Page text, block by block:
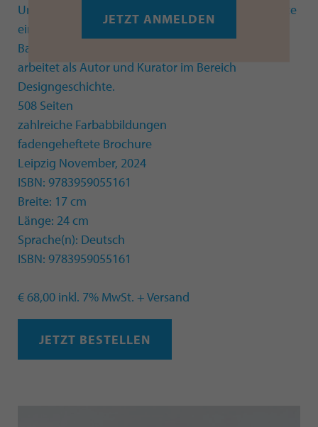
Universität der Künste Essen promoviert, absolvierte
ein wissenschaftliches Volontariat an den
Bayerischen Staatsgemäldesammlungen und
arbeitet als Autor und Kurator im Bereich
Designgeschichte.
508 Seiten
zahlreiche Farbabbildungen
fadengeheftete Brochure
Leipzig November, 2024
ISBN: 9783959055161
Breite: 17 cm
Länge: 24 cm
Sprache(n): Deutsch
ISBN: 9783959055161
€ 68,00 inkl. 7% MwSt. + Versand
JETZT BESTELLEN
JETZT ANMELDEN